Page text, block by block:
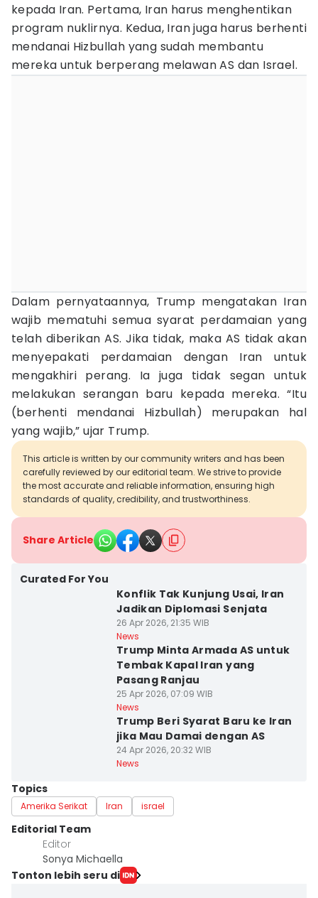
kepada Iran. Pertama, Iran harus menghentikan
program nuklirnya. Kedua, Iran juga harus berhenti
mendanai Hizbullah yang sudah membantu
mereka untuk berperang melawan AS dan Israel.
Dalam pernyataannya, Trump mengatakan Iran
wajib mematuhi semua syarat perdamaian yang
telah diberikan AS. Jika tidak, maka AS tidak akan
menyepakati perdamaian dengan Iran untuk
mengakhiri perang. Ia juga tidak segan untuk
melakukan serangan baru kepada mereka. “Itu
(berhenti mendanai Hizbullah) merupakan hal
yang wajib,” ujar Trump.
This article is written by our community writers and has been
carefully reviewed by our editorial team. We strive to provide
the most accurate and reliable information, ensuring high
standards of quality, credibility, and trustworthiness.
Share Article
Curated For You
Konflik Tak Kunjung Usai, Iran
Jadikan Diplomasi Senjata
26 Apr 2026, 21:35 WIB
News
Trump Minta Armada AS untuk
Tembak Kapal Iran yang
Pasang Ranjau
25 Apr 2026, 07:09 WIB
News
Trump Beri Syarat Baru ke Iran
jika Mau Damai dengan AS
24 Apr 2026, 20:32 WIB
News
Topics
Amerika Serikat Iran israel
Editorial Team
Editor
Sonya Michaella
Tonton lebih seru di